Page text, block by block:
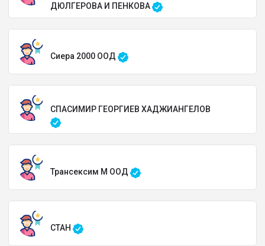
ДЮЛГЕРОВА И ПЕНКОВА
Сиера 2000 ООД
СПАСИМИР ГЕОРГИЕВ ХАДЖИАНГЕЛОВ
Трансексим М ООД
СТАН